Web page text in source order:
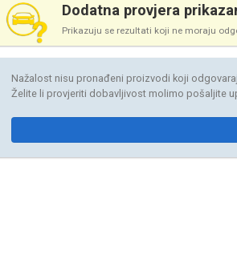
Dodatna provjera
Prikazuju se rezultati koji ne moraju
Nažalost nisu pronađeni proizvodi koji
Želite li provjeriti dobavljivost molimo pošaljite